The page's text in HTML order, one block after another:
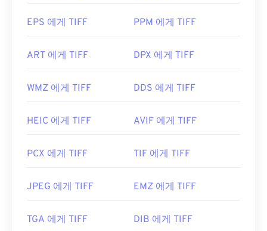
유용한 링크:
GIMP
), Adobe , ACDSee와 같은 대체 프
로그램도 TIFF 파일을 열고 처리하는 데 유용합니다.
최초 출시:1986년
EPS 에게 TIFF PPM 에게 TIFF
ART 에게 TIFF DPX 에게 TIFF
WMZ 에게 TIFF DDS 에게 TIFF
HEIC 에게 TIFF AVIF 에게 TIFF
PCX 에게 TIFF TIF 에게 TIFF
JPEG 에게 TIFF EMZ 에게 TIFF
TGA 에게 TIFF DIB 에게 TIFF